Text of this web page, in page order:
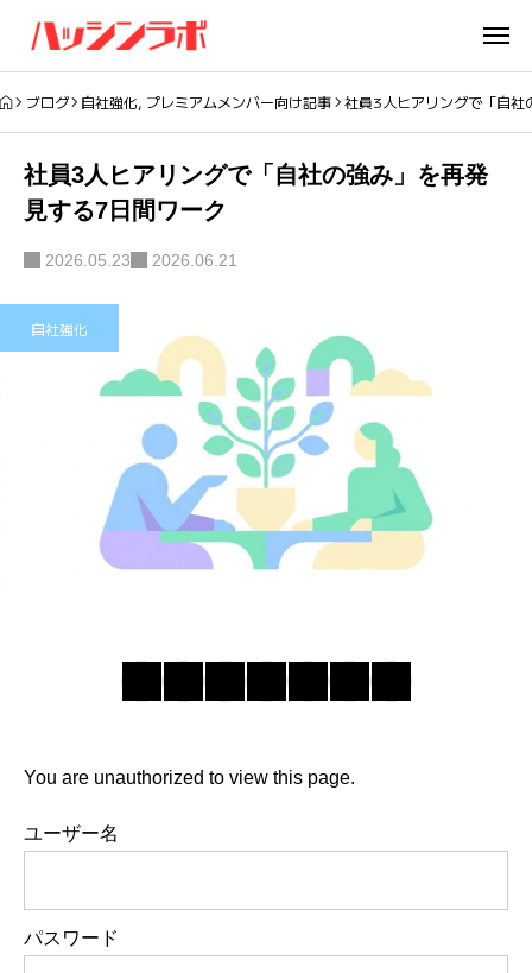
ブログ 自社強化, プレミアムメンバー向け記事 社員3人ヒアリングで「自
社員3人ヒアリングで「自社の強み」を再発
見する7日間ワーク
2026.05.23 2026.06.21
自社強化
You are unauthorized to view this page.
ユーザー名
パスワード